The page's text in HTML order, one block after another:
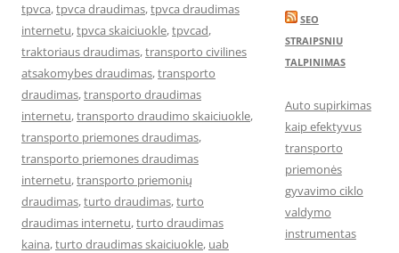
tpvca,tpvca draudimas,tpvca draudimas
internetu,tpvca skaiciuokle,tpvcad,
traktoriaus draudimas,transporto civilines
atsakomybes draudimas,transporto
draudimas,transporto draudimas
internetu,transporto draudimo skaiciuokle,
transporto priemones draudimas,
transporto priemones draudimas
internetu,transporto priemonių
draudimas,turto draudimas,turto
draudimas internetu,turto draudimas
kaina,turto draudimas skaiciuokle, uab
SEO
STRAIPSNIU
TALPINIMAS
Auto supirkimas
kaip efektyvus
transporto
priemonės
gyvavimo ciklo
valdymo
instrumentas